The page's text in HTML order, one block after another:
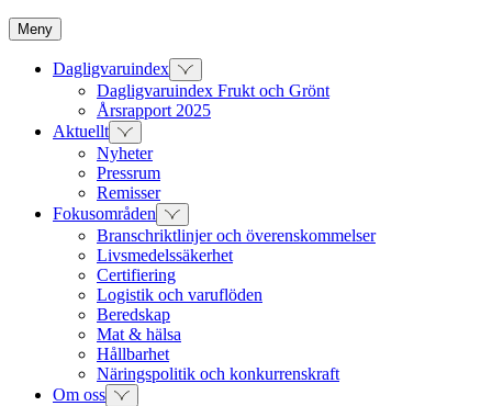
Meny
Dagligvaruindex
Dagligvaruindex Frukt och Grönt
Årsrapport 2025
Aktuellt
Nyheter
Pressrum
Remisser
Fokusområden
Branschriktlinjer och överenskommelser
Livsmedelssäkerhet
Certifiering
Logistik och varuflöden
Beredskap
Mat & hälsa
Hållbarhet
Näringspolitik och konkurrenskraft
Om oss